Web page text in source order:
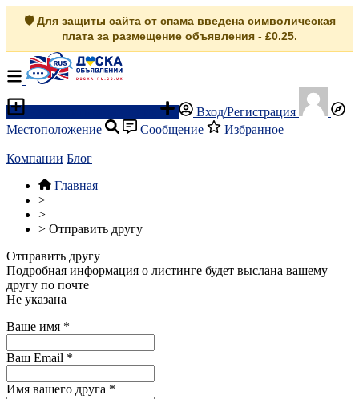
🛡️ Для защиты сайта от спама введена символическая
плата за размещение объявления - £0.25.
Вход/Регистрация
Местоположение
Сообщение Избранное
Компании Блог
Главная
>
>
> Отправить другу
Отправить другу
Подробная информация о листинге будет выслана вашему
другу по почте
Не указана
Ваше имя *
Ваш Email *
Имя вашего друга *